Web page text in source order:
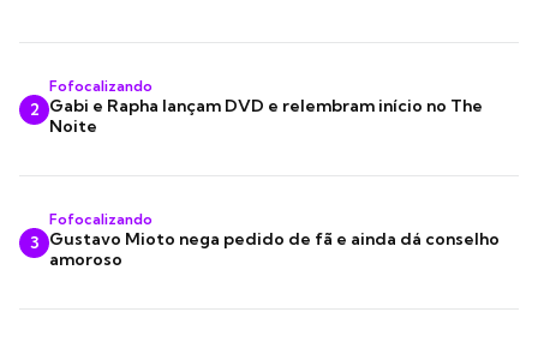
2
Fofocalizando
Gabi e Rapha lançam DVD e relembram início no The
Noite
3
Fofocalizando
Gustavo Mioto nega pedido de fã e ainda dá conselho
amoroso